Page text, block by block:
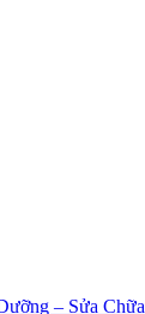
– Sửa Chữa